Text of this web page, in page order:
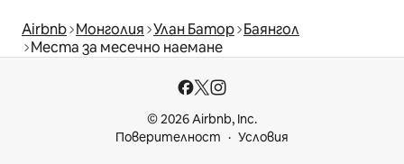
Airbnb Монголия Улан Батор Баянгол
Места за месечно наемане
© 2026 Airbnb, Inc.
Поверителност
Условия